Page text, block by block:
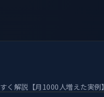
解説【月1000人増えた実例】